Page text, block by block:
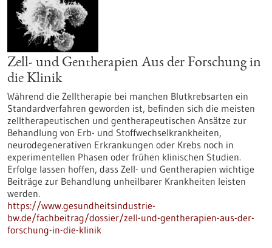
Zell- und Gentherapien Aus der Forschung in
die Klinik
Während die Zelltherapie bei manchen Blutkrebsarten ein
Standardverfahren geworden ist, befinden sich die meisten
zelltherapeutischen und gentherapeutischen Ansätze zur
Behandlung von Erb- und Stoffwechselkrankheiten,
neurodegenerativen Erkrankungen oder Krebs noch in
experimentellen Phasen oder frühen klinischen Studien.
Erfolge lassen hoffen, dass Zell- und Gentherapien wichtige
Beiträge zur Behandlung unheilbarer Krankheiten leisten
werden.
https://www.gesundheitsindustrie-
bw.de/fachbeitrag/dossier/zell-und-gentherapien-aus-der-
forschung-in-die-klinik